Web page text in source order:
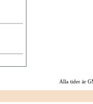
Alla tider är